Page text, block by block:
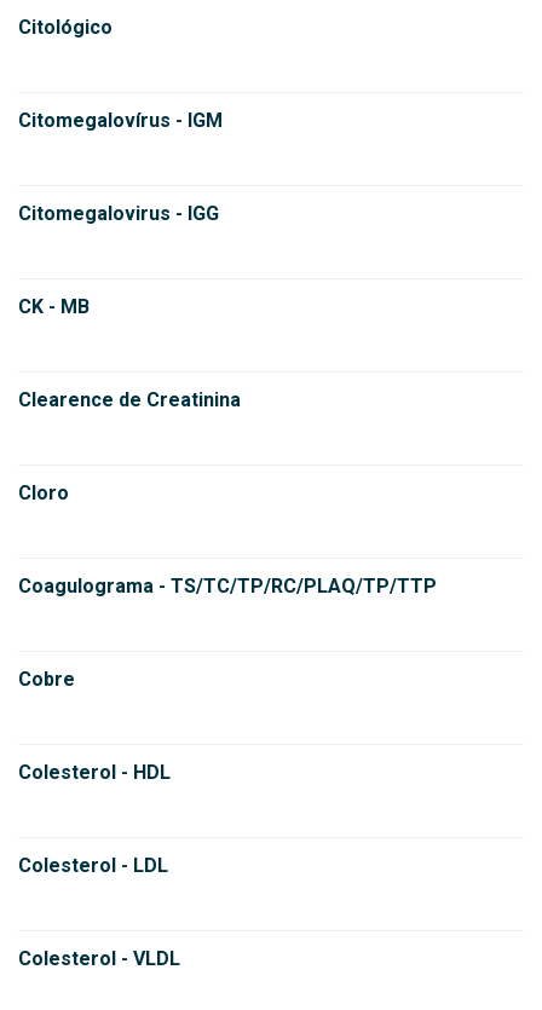
Citológico
Citomegalovírus - IGM
Citomegalovirus - IGG
CK - MB
Clearence de Creatinina
Cloro
Coagulograma - TS/TC/TP/RC/PLAQ/TP/TTP
Cobre
Colesterol - HDL
Colesterol - LDL
Colesterol - VLDL